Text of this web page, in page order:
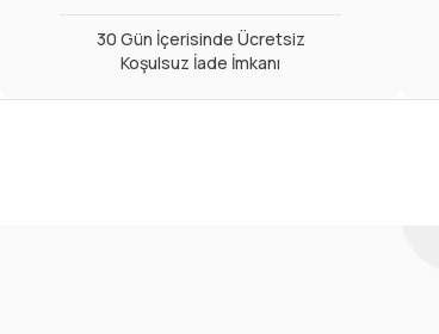
30 Gün İçerisinde Ücretsiz
Koşulsuz İade İmkanı